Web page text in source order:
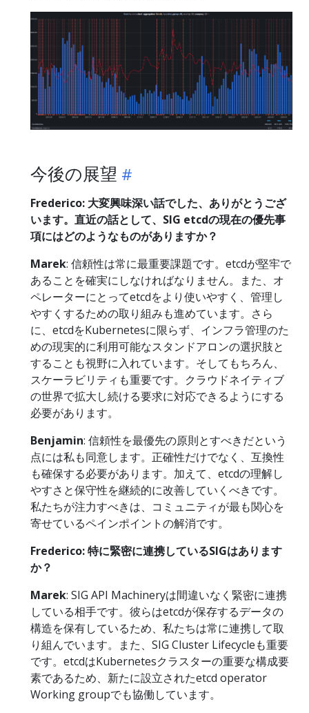
今後の展望
Frederico: 大変興味深い話でした、ありがとうござ
います。直近の話として、SIG etcdの現在の優先事
項にはどのようなものがありますか？
Marek: 信頼性は常に最重要課題です。etcdが堅牢で
あることを確実にしなければなりません。また、オ
ペレーターにとってetcdをより使いやすく、管理し
やすくするための取り組みも進めています。さら
に、etcdをKubernetesに限らず、インフラ管理のた
めの現実的に利用可能なスタンドアロンの選択肢と
することも視野に入れています。そしてもちろん、
スケーラビリティも重要です。クラウドネイティブ
の世界で拡大し続ける要求に対応できるようにする
必要があります。
Benjamin: 信頼性を最優先の原則とすべきだという
点には私も同意します。正確性だけでなく、互換性
も確保する必要があります。加えて、etcdの理解し
やすさと保守性を継続的に改善していくべきです。
私たちが注力すべきは、コミュニティが最も関心を
寄せているペインポイントの解消です。
Frederico: 特に緊密に連携しているSIGはあります
か？
Marek: SIG API Machineryは間違いなく緊密に連携
している相手です。彼らはetcdが保存するデータの
構造を保有しているため、私たちは常に連携して取
り組んでいます。また、SIG Cluster Lifecycleも重要
です。etcdはKubernetesクラスターの重要な構成要
素であるため、新たに設立されたetcd operator
Working groupでも協働しています。